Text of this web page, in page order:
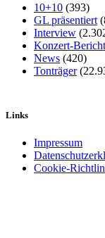
10+10 (393)
GL präsentiert
Interview
Konzert-Bericht
News (420)
Tonträger
Links
Impressum
Cookie-